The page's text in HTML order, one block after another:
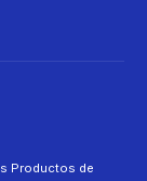
Productos de